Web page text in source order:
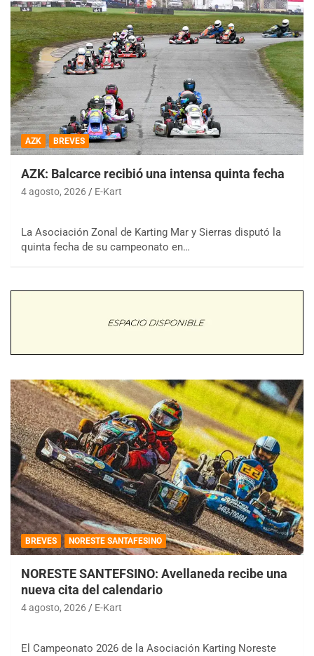
AZK BREVES
AZK: Balcarce recibió una intensa quinta fecha
4 agosto, 2026 E-Kart
La Asociación Zonal de Karting Mar y Sierras disputó la
quinta fecha de su campeonato en…
BREVES NORESTE SANTAFESINO
NORESTE SANTEFSINO: Avellaneda recibe una
nueva cita del calendario
4 agosto, 2026 E-Kart
El Campeonato 2026 de la Asociación Karting Noreste